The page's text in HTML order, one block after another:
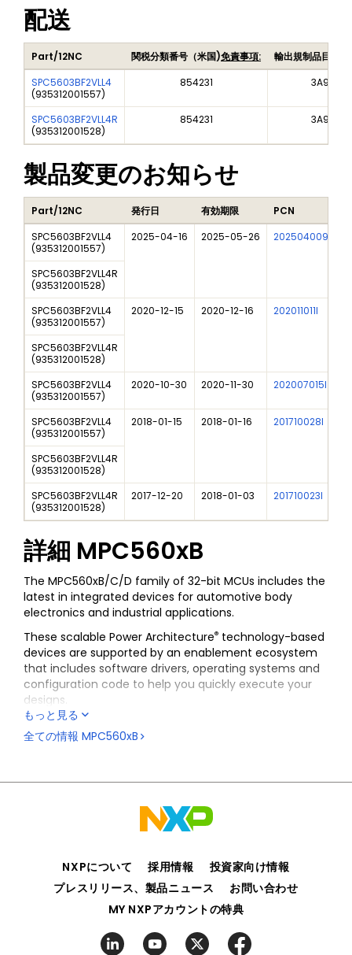
配送
Part/12NC 関税分類番号（米国)免責事項:
輸出規制品目番
SPC5603BF2VLL4
(935312001557)
854231 3A991A2
SPC5603BF2VLL4R
(935312001528)
854231 3A991A2
製品変更のお知らせ
Part/12NC 発行日 有効期限 PCN
SPC5603BF2VLL4
(935312001557)
2025-04-16 2025-05-26 202504009I
SPC5603BF2VLL4R
(935312001528)
SPC5603BF2VLL4
(935312001557)
2020-12-15 2020-12-16 202011011I
SPC5603BF2VLL4R
(935312001528)
SPC5603BF2VLL4
(935312001557)
2020-10-30 2020-11-30 202007015I
SPC5603BF2VLL4
(935312001557)
2018-01-15 2018-01-16 201710028I
SPC5603BF2VLL4R
(935312001528)
SPC5603BF2VLL4R
(935312001528)
2017-12-20 2018-01-03 201710023I
詳細 MPC560xB
The MPC560xB/C/D family of 32-bit MCUs includes the
latest in integrated devices for automotive body
electronics and industrial applications.
These scalable Power Architecture® technology-based
devices are supported by an enablement ecosystem
that includes software drivers, operating systems and
configuration code to help you quickly execute your
designs.
もっと見る
全ての情報 MPC560xB
NXPについて 採用情報
投資家向け情報
プレスリリース、製品ニュース
お問い合わせ
MY NXPアカウントの特典